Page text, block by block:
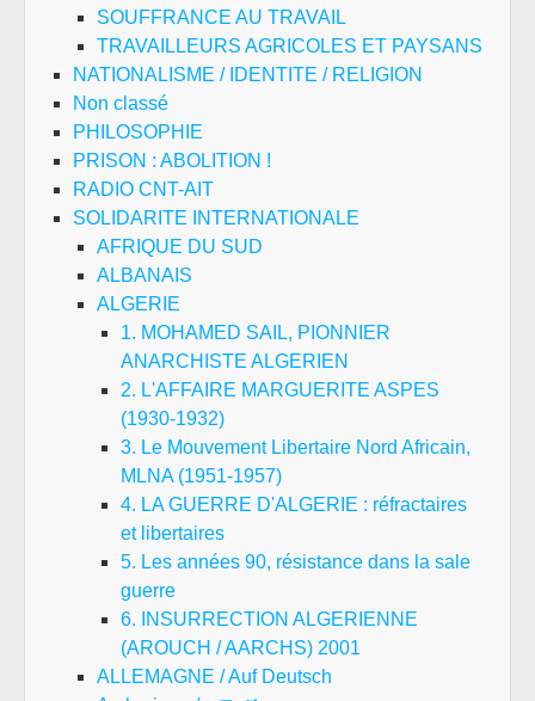
SOUFFRANCE AU TRAVAIL
TRAVAILLEURS AGRICOLES ET PAYSANS
NATIONALISME / IDENTITE / RELIGION
Non classé
PHILOSOPHIE
PRISON : ABOLITION !
RADIO CNT-AIT
SOLIDARITE INTERNATIONALE
AFRIQUE DU SUD
ALBANAIS
ALGERIE
1. MOHAMED SAIL, PIONNIER
ANARCHISTE ALGERIEN
2. L'AFFAIRE MARGUERITE ASPES
(1930-1932)
3. Le Mouvement Libertaire Nord Africain,
MLNA (1951-1957)
4. LA GUERRE D'ALGERIE : réfractaires
et libertaires
5. Les années 90, résistance dans la sale
guerre
6. INSURRECTION ALGERIENNE
(AROUCH / AARCHS) 2001
ALLEMAGNE / Auf Deutsch